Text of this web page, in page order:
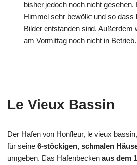
bisher jedoch noch nicht gesehen.
Himmel sehr bewölkt und so dass
Bilder entstanden sind. Außerdem
am Vormittag noch nicht in Betrieb.
Le Vieux Bassin
Der Hafen von Honfleur, le vieux
für seine 6-stöckigen, schmalen
umgeben. Das Hafenbecken aus dem